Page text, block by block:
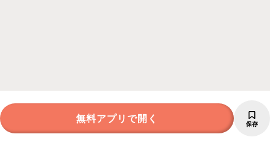
無料アプリで開く 保存